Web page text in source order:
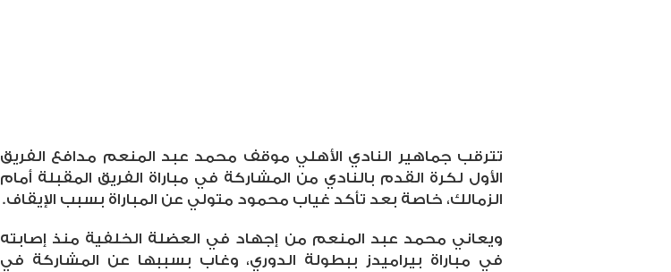
تترقب جماهير النادي الأهلي موقف محمد عبد المنعم مدافع الفريق
الأول لكرة القدم بالنادي من المشاركة في مباراة الفريق المقبلة أمام
الزمالك، خاصة بعد تأكد غياب محمود متولي عن المباراة بسبب الإيقاف.
ويعاني محمد عبد المنعم من إجهاد في العضلة الخلفية منذ إصابته
في مباراة بيراميدز ببطولة الدوري، وغاب بسببها عن المشاركة في